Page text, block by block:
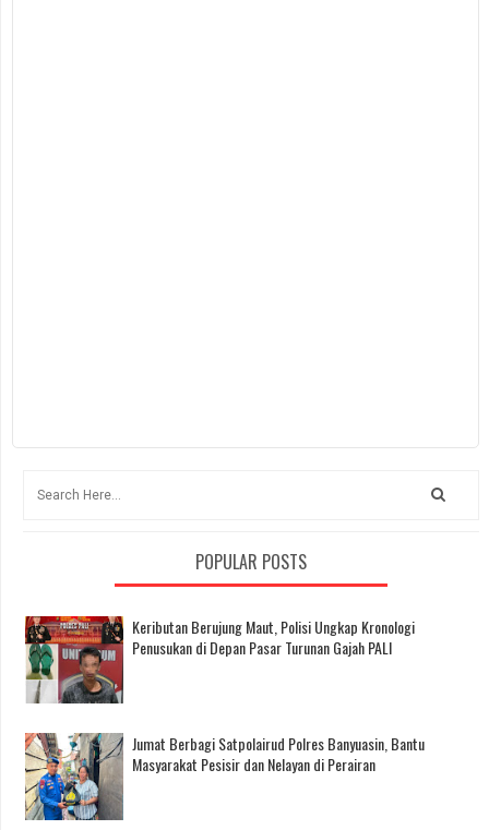
POPULAR POSTS
Keributan Berujung Maut, Polisi Ungkap Kronologi
Penusukan di Depan Pasar Turunan Gajah PALI
Jumat Berbagi Satpolairud Polres Banyuasin, Bantu
Masyarakat Pesisir dan Nelayan di Perairan